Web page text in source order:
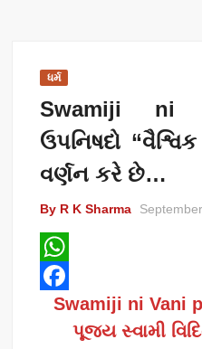
ધર્મ
Swamiji ni
ઉપનિષદો
વર્ણન કરે છે…
By R K Sharma
W
Swamiji ni Vani
પૂજય સ્વામી